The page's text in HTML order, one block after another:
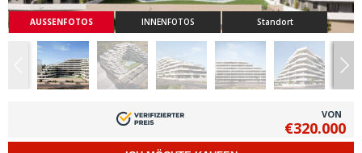
AUSSENFOTOS INNENFOTOS Standort
VON
€320.000